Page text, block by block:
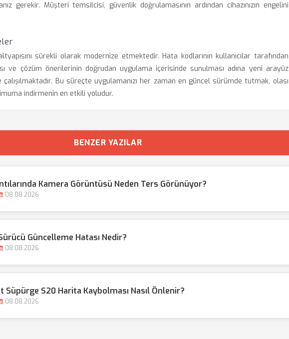
gerekir. Müşteri temsilcisi, güvenlik doğrulamasının ardından cihazınızın engelini
sürekli olarak modernize etmektedir. Hata kodlarının kullanıcılar tarafından
ve çözüm önerilerinin doğrudan uygulama içerisinde sunulması adına yeni arayüz
Bu süreçte uygulamanızı her zaman en güncel sürümde tutmak, olası
indirmenin en etkili yoludur.
BENZER YAZILAR
Kamera Görüntüsü Neden Ters Görünüyor?
08.08.2026
Güncelleme Hatası Nedir?
08.08.2026
Süpürge S20 Harita Kaybolması Nasıl Önlenir?
08.08.2026